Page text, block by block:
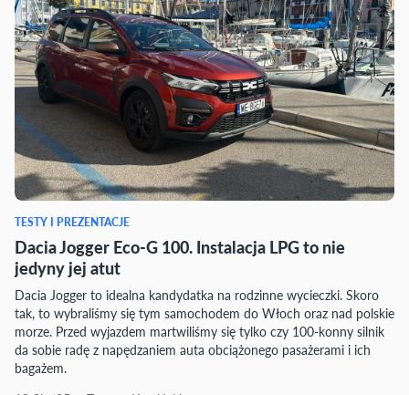
TESTY I PREZENTACJE
Dacia Jogger Eco-G 100. Instalacja LPG to nie
jedyny jej atut
Dacia Jogger to idealna kandydatka na rodzinne wycieczki. Skoro
tak, to wybraliśmy się tym samochodem do Włoch oraz nad polskie
morze. Przed wyjazdem martwiliśmy się tylko czy 100-konny silnik
da sobie radę z napędzaniem auta obciążonego pasażerami i ich
bagażem.